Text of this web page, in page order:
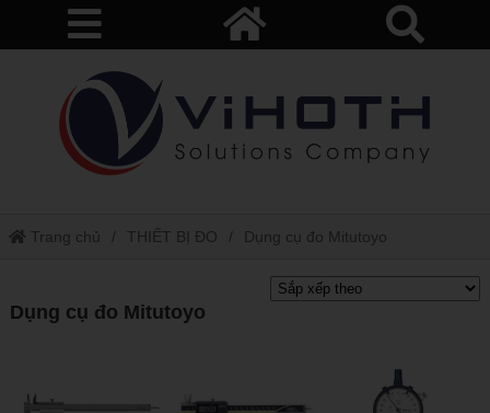
Trang chủ THIẾT BỊ ĐO Dụng cụ đo Mitutoyo
Dụng cụ đo Mitutoyo